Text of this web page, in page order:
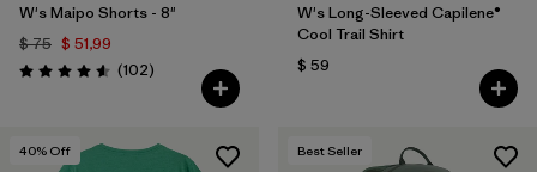
W's Maipo Shorts - 8"
$ 75 $ 51,99
Valoración: 4.6 / 5
(102Comentarios
)
W's Long-Sleeved Capilene®
Cool Trail Shirt
$ 59
40% Off Best Seller